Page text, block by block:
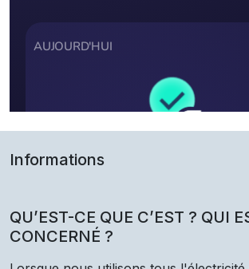
Informations
QU’EST-CE QUE C’EST ? QUI
CONCERNÉ ?